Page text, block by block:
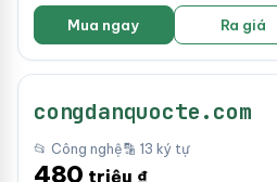
Mua ngay Ra giá
congdanquocte.com
📂 Công nghệ🔡 13 ký tự
480 triệu ₫